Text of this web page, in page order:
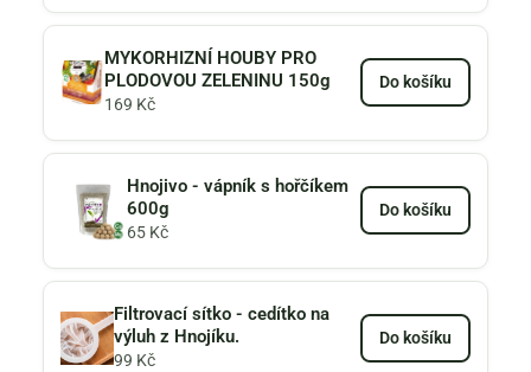
MYKORHIZNÍ HOUBY PRO
PLODOVOU ZELENINU 150g
169 Kč
Do košíku
Hnojivo - vápník s hořčíkem
600g
65 Kč
Do košíku
Filtrovací sítko - cedítko na
výluh z Hnojíku.
99 Kč
Do košíku